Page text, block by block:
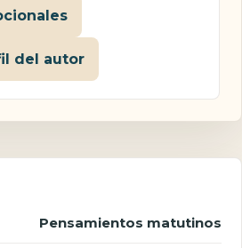
del autor
Pensamientos matutinos